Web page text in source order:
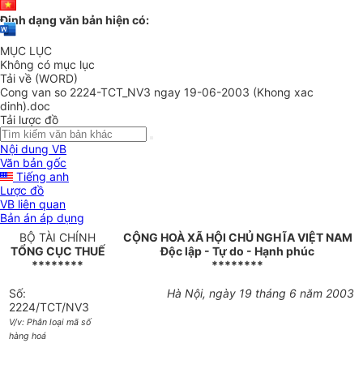
Định dạng văn bản hiện có:
MỤC LỤC
Không có mục lục
Tải về (WORD)
Cong van so 2224-TCT_NV3 ngay 19-06-2003 (Khong xac
dinh).doc
Tải lược đồ
Nội dung VB
Văn bản gốc
Tiếng anh
Lược đồ
VB liên quan
Bản án áp dụng
BỘ TÀI CHÍNH
TỔNG CỤC THUẾ
********
CỘNG HOÀ XÃ HỘI CHỦ NGHĨA VIỆT NAM
Độc lập - Tự do - Hạnh phúc
********
Số:
2224/TCT/NV3
V/v: Phân loại mã số
hàng hoá
Hà Nội, ngày 19 tháng 6 năm 2003